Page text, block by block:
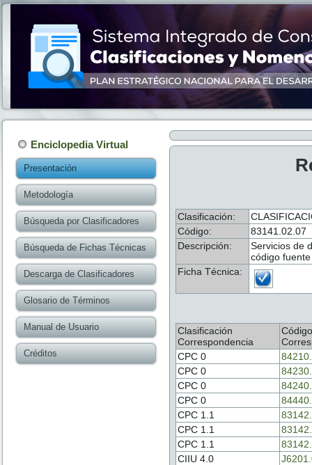
Enciclopedia Virtual
Presentación
Metodología
Búsqueda por Clasificadores
Búsqueda de Fichas Técnicas
Descarga de Clasificadores
Glosario de Términos
Manual de Usuario
Créditos
Clasificación:
Código:
83141.02.07
Descripción:
Servicios de
código
Ficha Técnica:
Clasificación
Correspondencia
Código
CPC 0
CPC 0
CPC 0
CPC 0
CPC 1.1
CPC 1.1
CPC 1.1
CIIU 4.0